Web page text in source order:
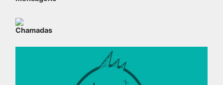
Chamadas